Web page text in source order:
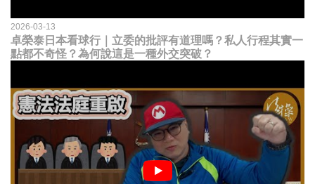
2026-03-13
卓榮泰日本看球行｜立委的批評有道理嗎？私人行程其實一
點都不奇怪？為何說這是一種外交突破？